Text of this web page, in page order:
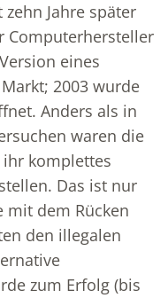
Jahre später
Computerhersteller
eines
2003 wurde
Anders als in
waren die
ihr komplettes
Das ist nur
mit dem Rücken
den illegalen
zum Erfolg (bis